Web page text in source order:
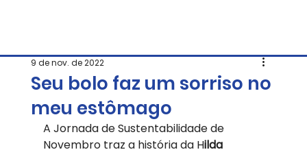
Seu bolo faz um sorriso no
meu estômago
9 de nov. de 2022
A Jornada de Sustentabilidade de
Novembro traz a história da Hilda